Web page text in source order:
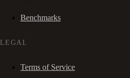
Benchmarks
LEGAL
Terms of Service